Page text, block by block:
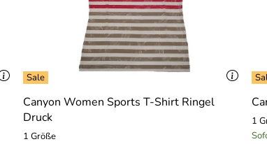
Canyon Women Sports T-Shirt Ringel
Druck
1 Größe
1